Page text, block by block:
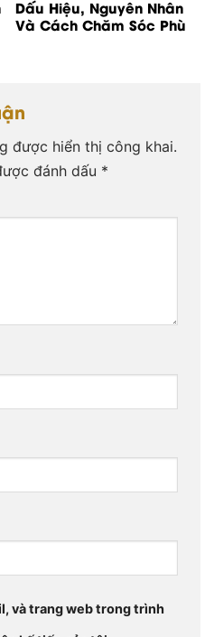
Dấu Hiệu, Nguyên Nhân
Và Cách Chăm Sóc Phù
được hiển thị công khai.
đánh dấu *
và trang web trong trình